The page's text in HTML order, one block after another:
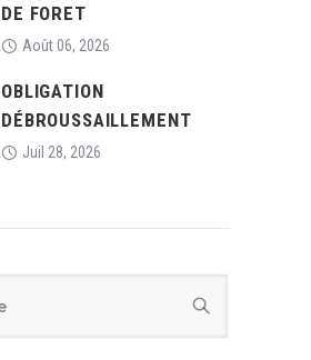
DE FORET
Août 06, 2026
OBLIGATION
DÉBROUSSAILLEMENT
Juil 28, 2026